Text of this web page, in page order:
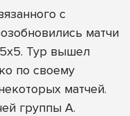
с
матчи
Тур вышел
по своему
матчей.
группы А.